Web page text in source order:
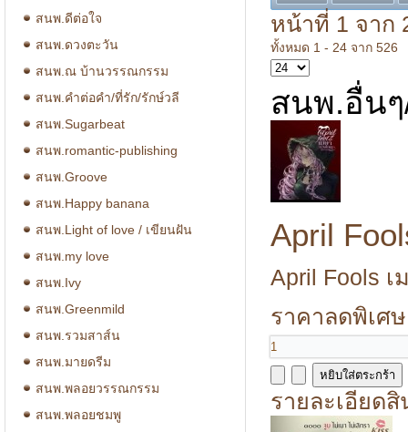
สนพ.ดีต่อใจ
สนพ.ดวงตะวัน
สนพ.ณ บ้านวรรณกรรม
สนพ.คำต่อคำ/ที่รัก/รักษ์วลี
สนพ.Sugarbeat
สนพ.romantic-publishing
สนพ.Groove
สนพ.Happy banana
สนพ.Light of love / เขียนฝัน
สนพ.my love
สนพ.Ivy
สนพ.Greenmild
สนพ.รวมสาส์น
สนพ.มายดรีม
สนพ.พลอยวรรณกรรม
สนพ.พลอยชมพู
หน้าที่ 1 จาก
ทั้งหมด 1 - 24 จาก 526
สนพ.อื่น
April
April Fools
ราคาลดพิเศ
รายละเอียด